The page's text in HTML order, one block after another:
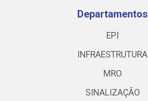
Departamentos
EPI
INFRAESTRUTURA
MRO
SINALIZAÇÃO